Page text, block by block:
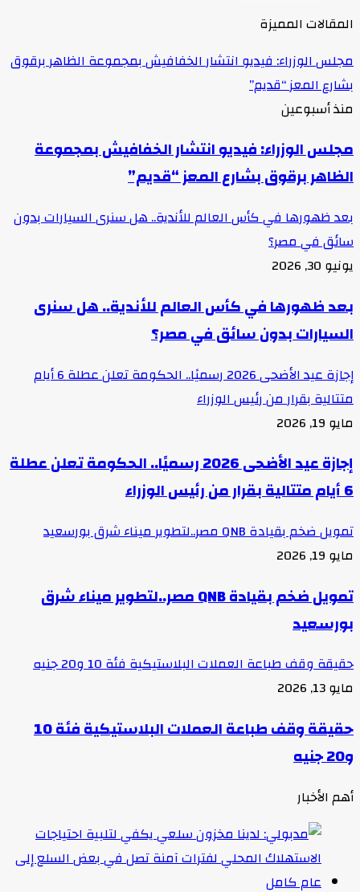
المقالات المميزة
مجلس الوزراء: فيديو انتشار الخفافيش بمجموعة الظاهر برقوق
بشارع المعز “قديم”
منذ أسبوعين
مجلس الوزراء: فيديو انتشار الخفافيش بمجموعة
الظاهر برقوق بشارع المعز “قديم”
بعد ظهورها في كأس العالم للأندية.. هل سنرى السيارات بدون
سائق في مصر؟
يونيو 30, 2026
بعد ظهورها في كأس العالم للأندية.. هل سنرى
السيارات بدون سائق في مصر؟
إجازة عيد الأضحى 2026 رسميًا.. الحكومة تعلن عطلة 6 أيام
متتالية بقرار من رئيس الوزراء
مايو 19, 2026
إجازة عيد الأضحى 2026 رسميًا.. الحكومة تعلن عطلة
6 أيام متتالية بقرار من رئيس الوزراء
تمويل ضخم بقيادة QNB مصر..لتطوير ميناء شرق بورسعيد
مايو 19, 2026
تمويل ضخم بقيادة QNB مصر..لتطوير ميناء شرق
بورسعيد
حقيقة وقف طباعة العملات البلاستيكية فئة 10 و20 جنيه
مايو 13, 2026
حقيقة وقف طباعة العملات البلاستيكية فئة 10
و20 جنيه
أهم الأخبار